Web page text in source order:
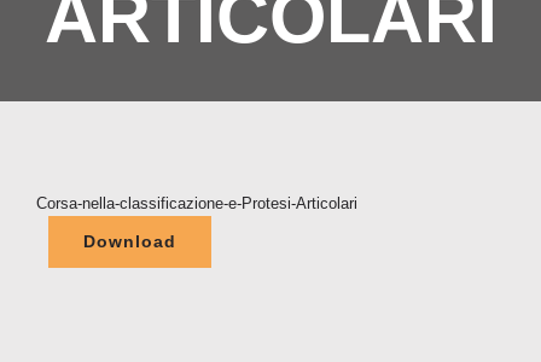
Corsa-nella-classificazione-e-Protesi-Articolari
Download